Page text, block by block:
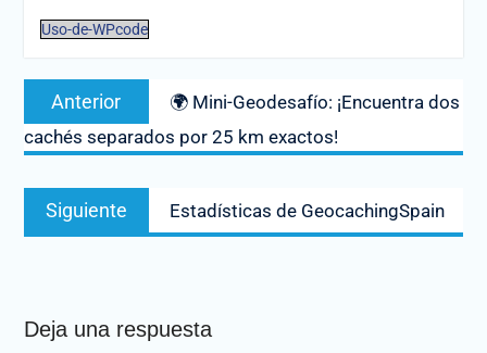
Uso-de-WPcode
Navegación
entradas
Anterior
Entrada
anterior:
🌍 Mini-Geodesafío: ¡Encuentra dos
cachés separados por 25 km exactos!
Siguiente
Entrada
siguiente:
Estadísticas de GeocachingSpain
Deja una respuesta